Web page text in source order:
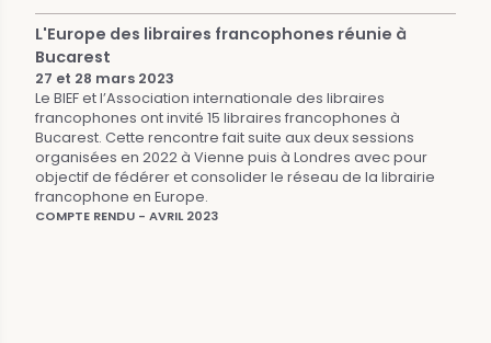
L'Europe des libraires francophones réunie à
Bucarest
27 et 28 mars 2023
Le BIEF et l’Association internationale des libraires
francophones ont invité 15 libraires francophones à
Bucarest. Cette rencontre fait suite aux deux sessions
organisées en 2022 à Vienne puis à Londres avec pour
objectif de fédérer et consolider le réseau de la librairie
francophone en Europe.
COMPTE RENDU - AVRIL 2023